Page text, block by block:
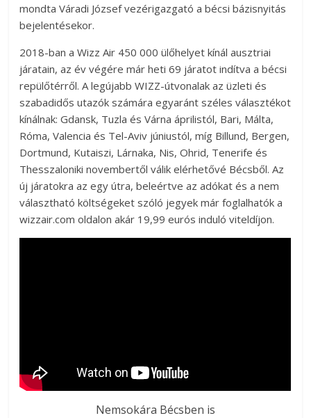
mondta Váradi József vezérigazgató a bécsi bázisnyitás
bejelentésekor.
2018-ban a Wizz Air 450 000 ülőhelyet kínál ausztriai
járatain, az év végére már heti 69 járatot indítva a bécsi
repülőtérről. A legújabb WIZZ-útvonalak az üzleti és
szabadidős utazók számára egyaránt széles választékot
kínálnak: Gdansk, Tuzla és Várna áprilistól, Bari, Málta,
Róma, Valencia és Tel-Aviv júniustól, míg Billund, Bergen,
Dortmund, Kutaiszi, Lárnaka, Nis, Ohrid, Tenerife és
Thesszaloniki novembertől válik elérhetővé Bécsből. Az
új járatokra az egy útra, beleértve az adókat és a nem
választható költségeket szóló jegyek már foglalhatók a
wizzair.com oldalon akár 19,99 eurós induló viteldíjon.
Nemsokára Bécsben is